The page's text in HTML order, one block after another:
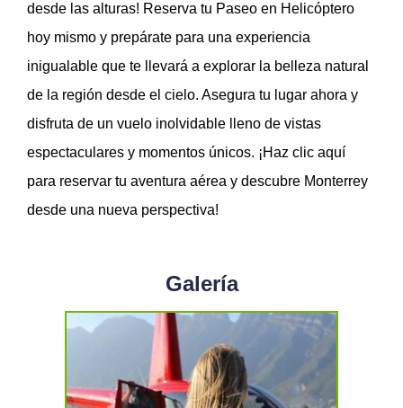
desde las alturas! Reserva tu Paseo en Helicóptero
hoy mismo y prepárate para una experiencia
inigualable que te llevará a explorar la belleza natural
de la región desde el cielo. Asegura tu lugar ahora y
disfruta de un vuelo inolvidable lleno de vistas
espectaculares y momentos únicos. ¡Haz clic aquí
para reservar tu aventura aérea y descubre Monterrey
desde una nueva perspectiva!
Galería